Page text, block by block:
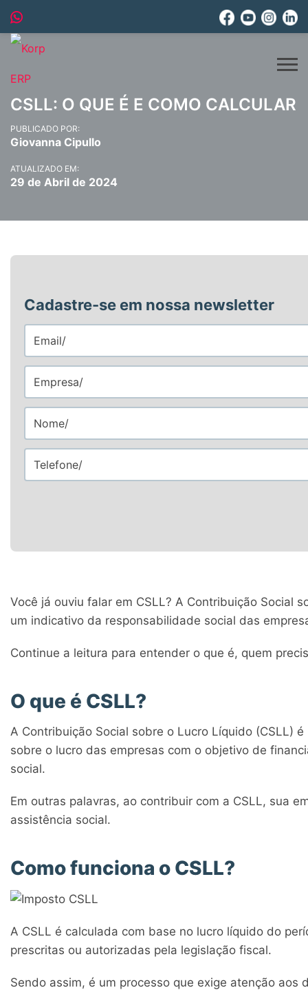
CSLL: O QUE É E COMO CALCULAR
PUBLICADO POR:
Giovanna Cipullo
ATUALIZADO EM:
29 de Abril de 2024
Você já ouviu falar em CSLL? A Contribuição Social
um indicativo da responsabilidade social das
Continue a leitura para entender o que é, quem
O que é CSLL?
A Contribuição Social sobre o Lucro Líquido (CSLL)
sobre o lucro das empresas com o objetivo de
social.
Em outras palavras, ao contribuir com a CSLL, sua
assistência social.
Como funciona o CSLL?
A CSLL é calculada com base no lucro líquido do
prescritas ou autorizadas pela legislação fiscal.
Sendo assim, é um processo que exige atenção
Cadastre-se em nossa newsletter